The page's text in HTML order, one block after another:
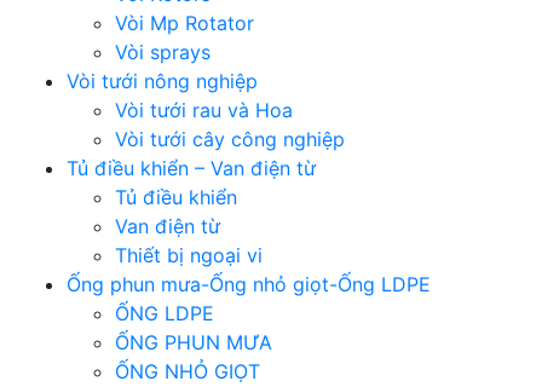
Vòi Mp Rotator
Vòi sprays
Vòi tưới nông nghiệp
Vòi tưới rau và Hoa
Vòi tưới cây công nghiệp
Tủ điều khiển – Van điện từ
Tủ điều khiển
Van điện từ
Thiết bị ngoại vi
Ống phun mưa-Ống nhỏ giọt-Ống LDPE
ỐNG LDPE
ỐNG PHUN MƯA
ỐNG NHỎ GIỌT